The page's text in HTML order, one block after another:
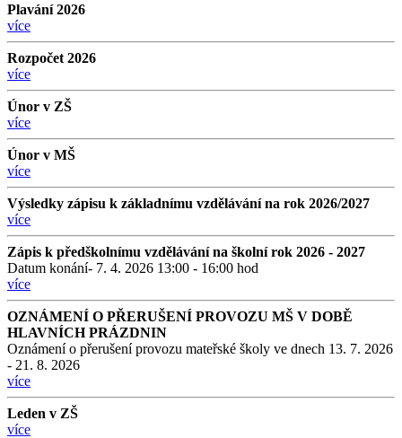
Plavání 2026
více
Rozpočet 2026
více
Únor v ZŠ
více
Únor v MŠ
více
Výsledky zápisu k základnímu vzdělávání na rok 2026/2027
více
Zápis k předškolnímu vzdělávání na školní rok 2026 - 2027
Datum konání- 7. 4. 2026 13:00 - 16:00 hod
více
OZNÁMENÍ O PŘERUŠENÍ PROVOZU MŠ V DOBĚ
HLAVNÍCH PRÁZDNIN
Oznámení o přerušení provozu mateřské školy ve dnech 13. 7. 2026
- 21. 8. 2026
více
Leden v ZŠ
více